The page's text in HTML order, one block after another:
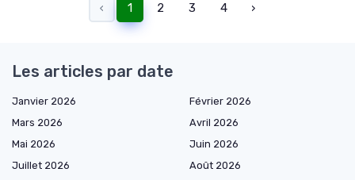
‹ 1 2 3 4 ›
Les articles par date
Janvier 2026
Février 2026
Mars 2026
Avril 2026
Mai 2026
Juin 2026
Juillet 2026
Août 2026